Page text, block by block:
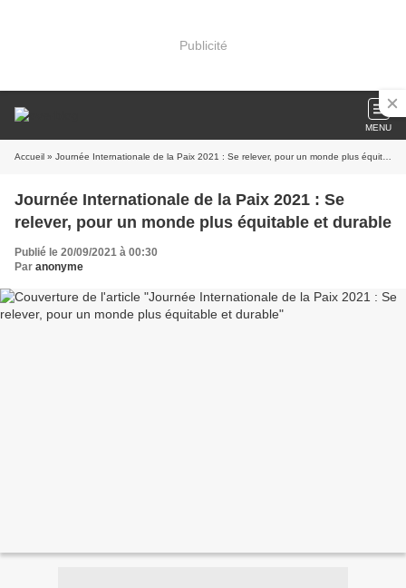
Publicité
MENU
Accueil » Journée Internationale de la Paix 2021 : Se relever, pour un monde plus équitable et durable
Journée Internationale de la Paix 2021 : Se
relever, pour un monde plus équitable et durable
Publié le 20/09/2021 à 00:30
Par anonyme